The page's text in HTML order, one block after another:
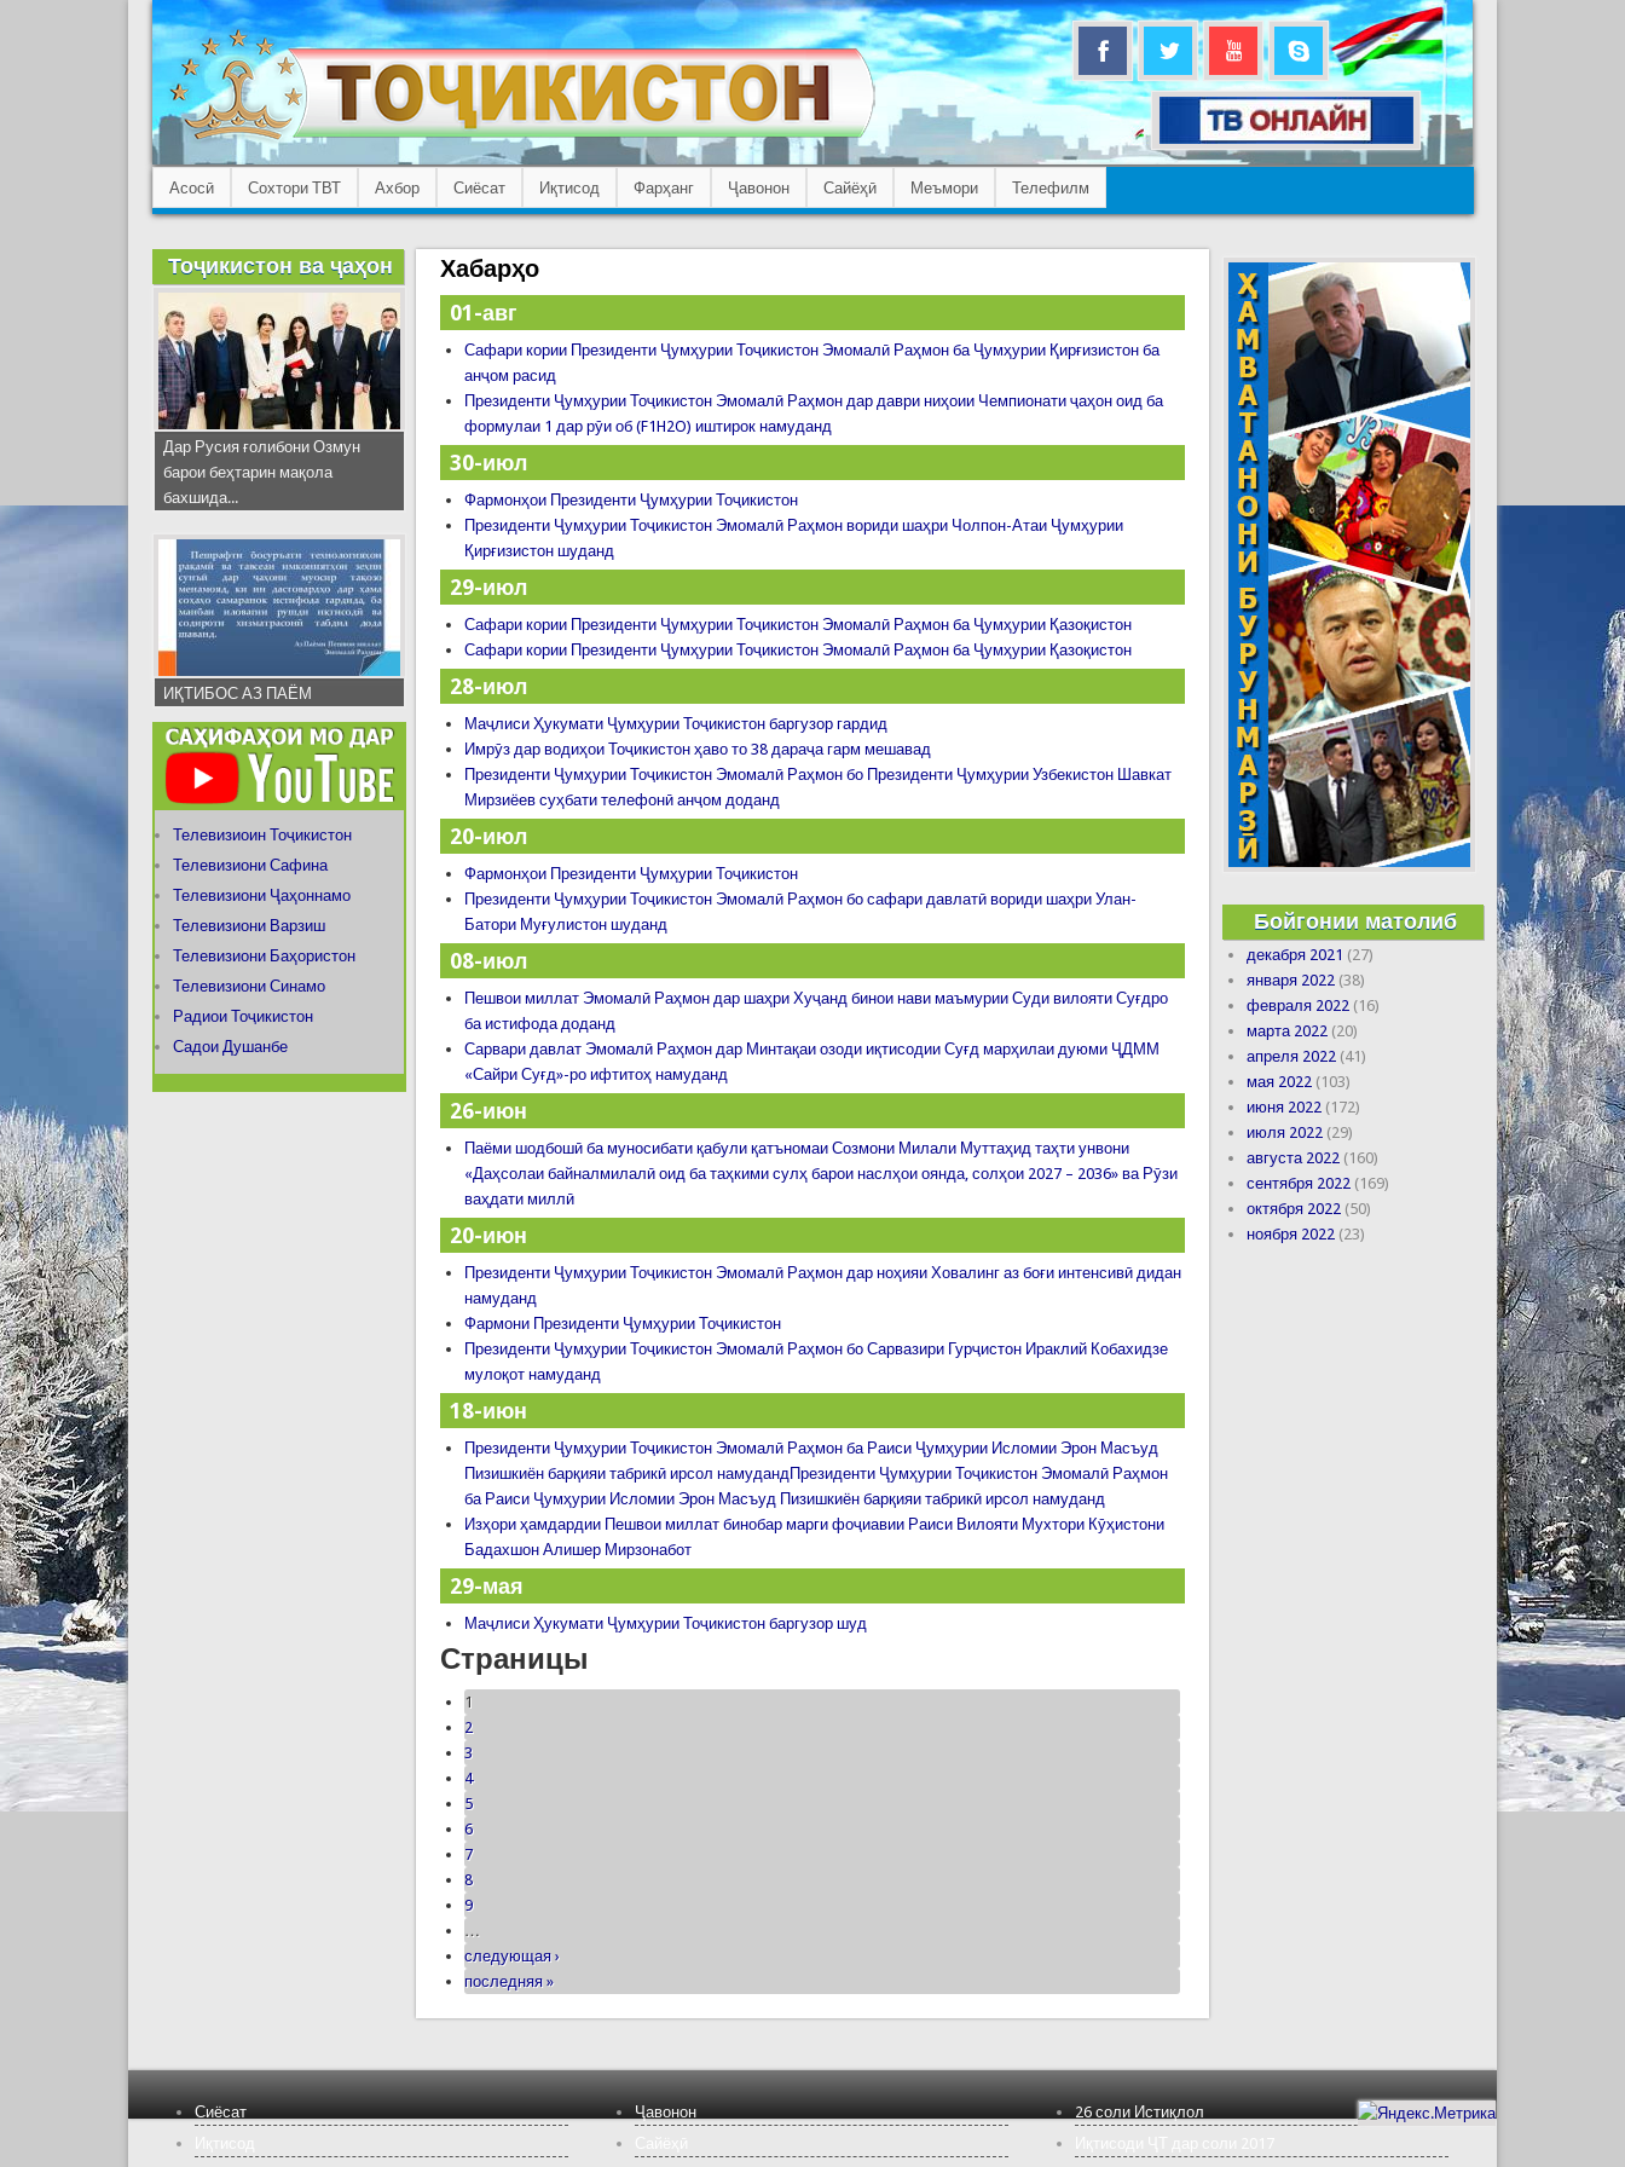
Асосӣ Сохтори ТВТ Ахбор Сиёсат Иқтисод Фарҳанг Ҷавонон Сайёҳӣ Меъмори Телефилм
Хабарҳо
01-авг
Сафари кории Президенти Ҷумҳурии Тоҷикистон Эмомалӣ Раҳмон ба Ҷумҳурии Қирғизистон ба
анҷом расид
Президенти Ҷумҳурии Тоҷикистон Эмомалӣ Раҳмон дар даври ниҳоии Чемпионати ҷаҳон оид ба
формулаи 1 дар рӯи об (F1H2O) иштирок намуданд
30-июл
Фармонҳои Президенти Ҷумҳурии Тоҷикистон
Президенти Ҷумҳурии Тоҷикистон Эмомалӣ Раҳмон вориди шаҳри Чолпон-Атаи Ҷумҳурии
Қирғизистон шуданд
29-июл
Сафари кории Президенти Ҷумҳурии Тоҷикистон Эмомалӣ Раҳмон ба Ҷумҳурии Қазоқистон
Сафари кории Президенти Ҷумҳурии Тоҷикистон Эмомалӣ Раҳмон ба Ҷумҳурии Қазоқистон
28-июл
Маҷлиси Ҳукумати Ҷумҳурии Тоҷикистон баргузор гардид
Имрӯз дар водиҳои Тоҷикистон ҳаво то 38 дараҷа гарм мешавад
Президенти Ҷумҳурии Тоҷикистон Эмомалӣ Раҳмон бо Президенти Ҷумҳурии Узбекистон Шавкат
Мирзиёев суҳбати телефонӣ анҷом доданд
20-июл
Фармонҳои Президенти Ҷумҳурии Тоҷикистон
Президенти Ҷумҳурии Тоҷикистон Эмомалӣ Раҳмон бо сафари давлатӣ вориди шаҳри Улан-
Батори Муғулистон шуданд
08-июл
Пешвои миллат Эмомалӣ Раҳмон дар шаҳри Хуҷанд бинои нави маъмурии Суди вилояти Суғдро
ба истифода доданд
Сарвари давлат Эмомалӣ Раҳмон дар Минтақаи озоди иқтисодии Суғд марҳилаи дуюми ҶДММ
«Сайри Суғд»-ро ифтитоҳ намуданд
26-июн
Паёми шодбошӣ ба муносибати қабули қатъномаи Созмони Милали Муттаҳид таҳти унвони
«Даҳсолаи байналмилалӣ оид ба таҳкими сулҳ барои наслҳои оянда, солҳои 2027 – 2036» ва Рӯзи
ваҳдати миллӣ
20-июн
Президенти Ҷумҳурии Тоҷикистон Эмомалӣ Раҳмон дар ноҳияи Ховалинг аз боғи интенсивӣ дидан
намуданд
Фармони Президенти Ҷумҳурии Тоҷикистон
Президенти Ҷумҳурии Тоҷикистон Эмомалӣ Раҳмон бо Сарвазири Гурҷистон Ираклий Кобахидзе
мулоқот намуданд
18-июн
Президенти Ҷумҳурии Тоҷикистон Эмомалӣ Раҳмон ба Раиси Ҷумҳурии Исломии Эрон Масъуд
Пизишкиён барқияи табрикӣ ирсол намудандПрезиденти Ҷумҳурии Тоҷикистон Эмомалӣ Раҳмон
ба Раиси Ҷумҳурии Исломии Эрон Масъуд Пизишкиён барқияи табрикӣ ирсол намуданд
Изҳори ҳамдардии Пешвои миллат бинобар марги фоҷиавии Раиси Вилояти Мухтори Кӯҳистони
Бадахшон Алишер Мирзонабот
29-мая
Маҷлиси Ҳукумати Ҷумҳурии Тоҷикистон баргузор шуд
Страницы
1
2
3
4
5
6
7
8
9
…
следующая ›
последняя »
Тоҷикистон ва ҷаҳон
Дар Русия ғолибони Озмун
барои беҳтарин мақола
бахшида...
ИҚТИБОС АЗ ПАЁМ
Телевизиоин Тоҷикистон
Телевизиони Сафина
Телевизиони Ҷаҳоннамо
Телевизиони Варзиш
Телевизиони Баҳористон
Телевизиони Синамо
Радиои Тоҷикистон
Садои Душанбе
Бойгонии матолиб
декабря 2021 (27)
января 2022 (38)
февраля 2022 (16)
марта 2022 (20)
апреля 2022 (41)
мая 2022 (103)
июня 2022 (172)
июля 2022 (29)
августа 2022 (160)
сентября 2022 (169)
октября 2022 (50)
ноября 2022 (23)
Сиёсат
Ҷавонон
26 соли Истиқлол